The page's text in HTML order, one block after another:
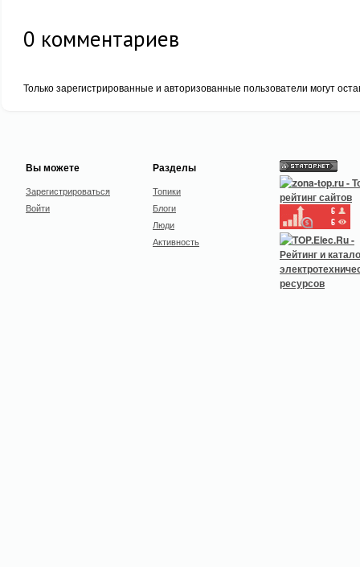
0 комментариев
Только зарегистрированные и авторизованные пользователи могут
Вы можете
Зарегистрироваться
Войти
Разделы
Топики
Блоги
Люди
Активность